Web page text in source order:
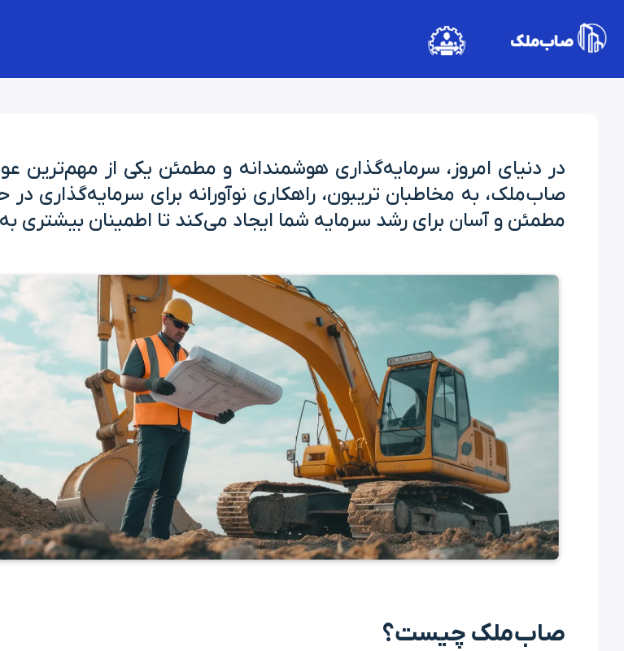
در دنیای امروز، سرمایه‌گذاری هوشمندانه و مطمئن یکی از مهم‌ترین
صاب‌ملک، به مخاطبان تریبون، راهکاری نوآورانه برای سرمایه‌گذاری
مطمئن و آسان برای رشد سرمایه شما ایجاد می‌کند تا اطمینان بیشتری
صاب‌ملک چیست؟